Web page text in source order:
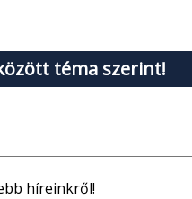
téma szerint!
híreinkről!